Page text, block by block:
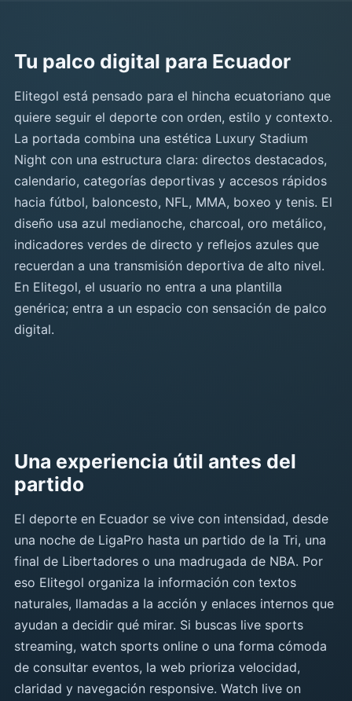
Tu palco digital para Ecuador
Elitegol está pensado para el hincha ecuatoriano que
quiere seguir el deporte con orden, estilo y contexto.
La portada combina una estética Luxury Stadium
Night con una estructura clara: directos destacados,
calendario, categorías deportivas y accesos rápidos
hacia fútbol, baloncesto, NFL, MMA, boxeo y tenis. El
diseño usa azul medianoche, charcoal, oro metálico,
indicadores verdes de directo y reflejos azules que
recuerdan a una transmisión deportiva de alto nivel.
En Elitegol, el usuario no entra a una plantilla
genérica; entra a un espacio con sensación de palco
digital.
Una experiencia útil antes del
partido
El deporte en Ecuador se vive con intensidad, desde
una noche de LigaPro hasta un partido de la Tri, una
final de Libertadores o una madrugada de NBA. Por
eso Elitegol organiza la información con textos
naturales, llamadas a la acción y enlaces internos que
ayudan a decidir qué mirar. Si buscas live sports
streaming, watch sports online o una forma cómoda
de consultar eventos, la web prioriza velocidad,
claridad y navegación responsive. Watch live on